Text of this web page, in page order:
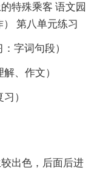
特殊乘客 语文园
第八单元练习
字词句段）
、作文）
）
出色，后面后进